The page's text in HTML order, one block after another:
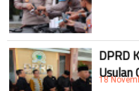
DPRD
Usulan
18